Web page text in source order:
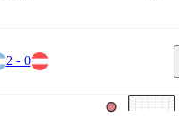
2 - 0